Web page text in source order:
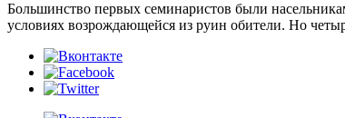
Большинство первых семинаристов были
условиях возрождающейся из руин обители. Но